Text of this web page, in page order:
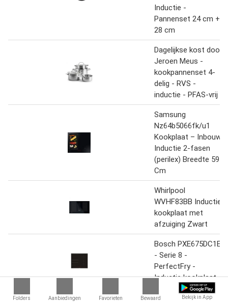
Folders Aanbiedingen Favorieten Bewaard Bekijk in App
Inductie -
Pannenset 24 cm +
28 cm
Dagelijkse kost door
Jeroen Meus -
kookpannenset 4-
delig - RVS -
inductie - PFAS-vrij
Samsung
Nz64b5066fk/u1
Kookplaat – Inbouw
Inductie 2-fasen
(perilex) Breedte 59
Cm
Whirlpool
WVHF83BB Inductie
kookplaat met
afzuiging Zwart
Bosch PXE675DC1E
- Serie 8 -
PerfectFry -
Inductie kookplaat
AEG IKB64401FB -